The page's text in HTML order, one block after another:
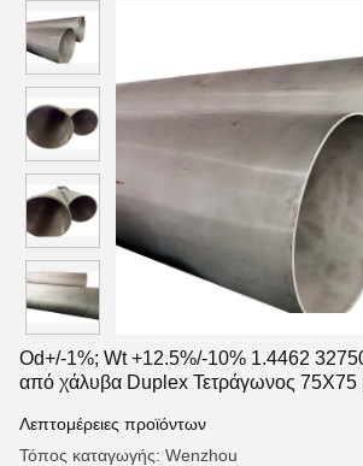
Od+/-1%; Wt +12.5%/-10% 1.4462
από χάλυβα Duplex Τετράγωνος 75X75
Λεπτομέρειες προϊόντων
Τόπος καταγωγής: Wenzhou